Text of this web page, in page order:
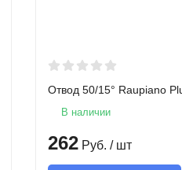
Отвод 50/15° Raupiano
В наличии
262 Руб. / шт